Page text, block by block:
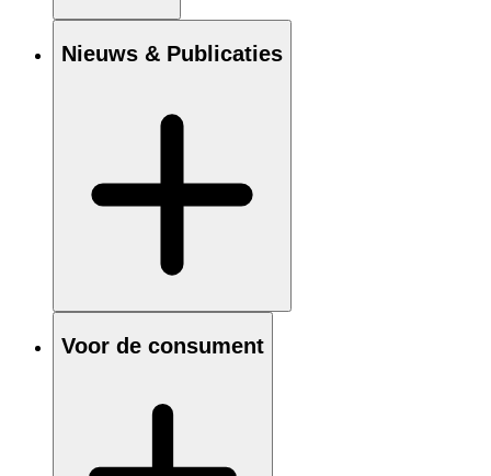
Nieuws & Publicaties
Voor de consument